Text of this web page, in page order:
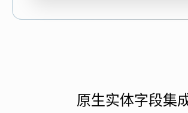
原生实体字段集